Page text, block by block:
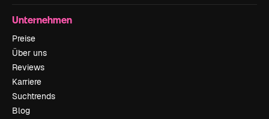
Unternehmen
Preise
Über uns
Reviews
Karriere
Suchtrends
Blog